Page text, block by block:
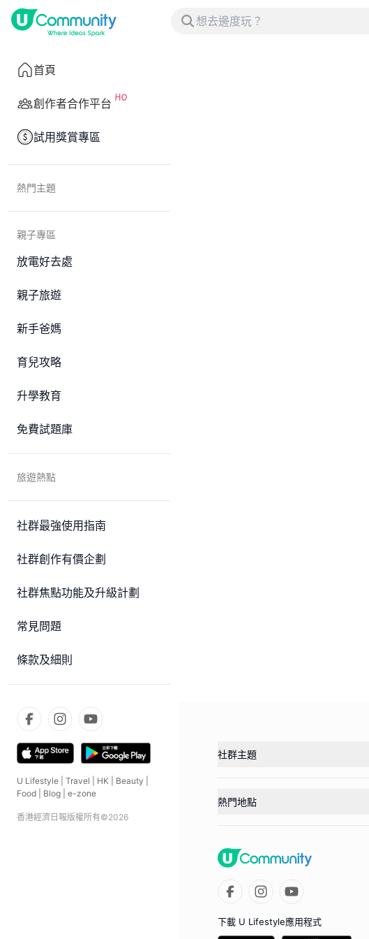
首頁
創作者合作平台
試用獎賞專區
熱門主題
親子專區
放電好去處
親子旅遊
新手爸媽
育兒攻略
升學教育
免費試題庫
旅遊熱點
社群最強使用指南
社群創作有價企劃
社群焦點功能及升級計劃
常見問題
條款及細則
U Lifestyle Travel HK Beauty
Food
Blog e-zone
香港經濟日報版權所有©2026
社群主題
熱門地點
下載 U Lifestyle應用程式